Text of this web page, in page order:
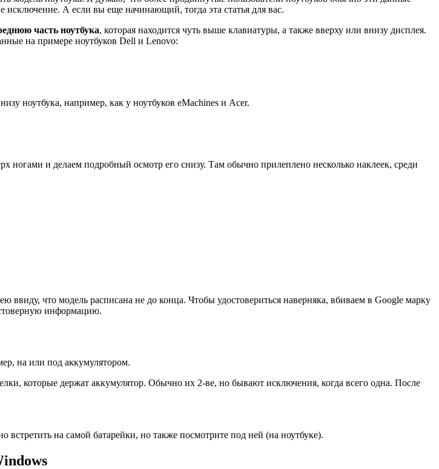
исключение. А если вы еще начинающий, тогда эта статья для вас.
часть ноутбука, которая находится чуть выше клавиатуры, а также вверху или внизу дисплея.
на примере ноутбуков Dell и Lenovo:
ноутбука, например, как у ноутбуков eMachines и Acer.
ногами и делаем подробный осмотр его снизу. Там обычно прилеплено несколько наклеек, среди
что модель расписана не до конца. Чтобы удостовериться наверняка, вбиваем в Google марку
информацию.
на или под аккумулятором.
которые держат аккумулятор. Обычно их 2-ве, но бывают исключения, когда всего одна. После
на самой батарейки, но также посмотрите под ней (на ноутбуке).